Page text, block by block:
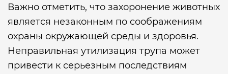
Важно отметить, что захоронение животных
является незаконным по соображениям
охраны окружающей среды и здоровья.
Неправильная утилизация трупа может
привести к серьезным последствиям